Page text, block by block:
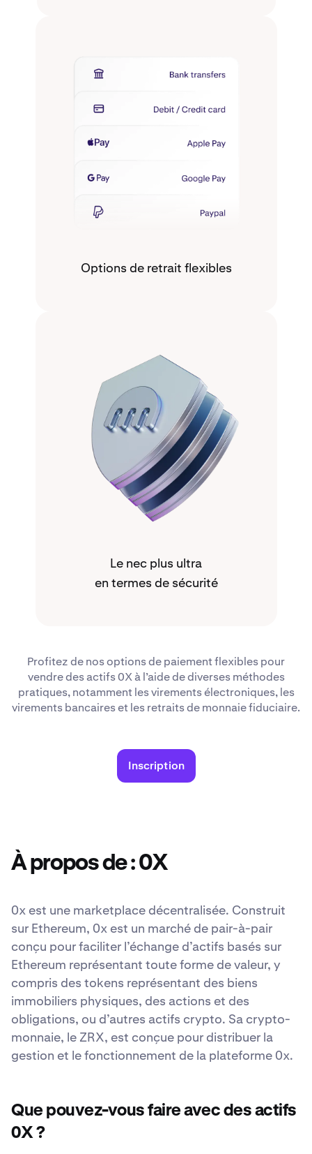
Options de retrait flexibles
Le nec plus ultra
en termes de sécurité
Profitez de nos options de paiement flexibles pour
vendre des actifs 0X à l’aide de diverses méthodes
pratiques, notamment les virements électroniques, les
virements bancaires et les retraits de monnaie fiduciaire.
Inscription
À propos de : 0X
0x est une marketplace décentralisée. Construit
sur Ethereum, 0x est un marché de pair-à-pair
conçu pour faciliter l’échange d’actifs basés sur
Ethereum représentant toute forme de valeur, y
compris des tokens représentant des biens
immobiliers physiques, des actions et des
obligations, ou d’autres actifs crypto. Sa crypto-
monnaie, le ZRX, est conçue pour distribuer la
gestion et le fonctionnement de la plateforme 0x.
Que pouvez-vous faire avec des actifs
0X ?